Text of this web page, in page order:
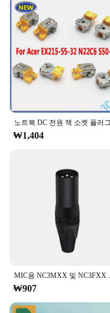
Typical Adaptive
professional
Shape or Size or
Comprehensive
Features:
**Unmatched
The 55잭 laptop
premium materials
and reliable
designed to meet
professional
require high-
repairs. The design
are not only sleek
seamlessly with
perfect match for
**Versatile and
These 55잭 laptop
about quality; they
Whether you're a
looking to tackle
components are
₩1,404
MIC용 NC3MXX
₩907